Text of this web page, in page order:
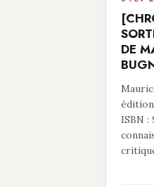
DE
ISBN :